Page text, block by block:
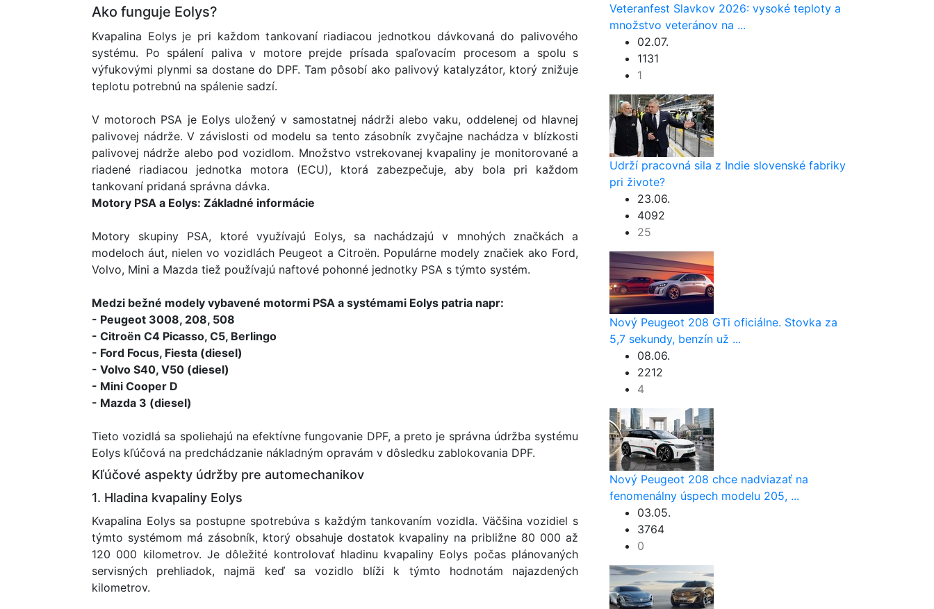
Ako funguje Eolys?
Kvapalina Eolys je pri každom tankovaní riadiacou jednotkou dávkovaná do palivového
systému. Po spálení paliva v motore prejde prísada spaľovacím procesom a spolu s
výfukovými plynmi sa dostane do DPF. Tam pôsobí ako palivový katalyzátor, ktorý znižuje
teplotu potrebnú na spálenie sadzí.
V motoroch PSA je Eolys uložený v samostatnej nádrži alebo vaku, oddelenej od hlavnej
palivovej nádrže. V závislosti od modelu sa tento zásobník zvyčajne nachádza v blízkosti
palivovej nádrže alebo pod vozidlom. Množstvo vstrekovanej kvapaliny je monitorované a
riadené riadiacou jednotka motora (ECU), ktorá zabezpečuje, aby bola pri každom
tankovaní pridaná správna dávka.
Motory PSA a Eolys: Základné informácie
Motory skupiny PSA, ktoré využívajú Eolys, sa nachádzajú v mnohých značkách a
modeloch áut, nielen vo vozidlách Peugeot a Citroën. Populárne modely značiek ako Ford,
Volvo, Mini a Mazda tiež používajú naftové pohonné jednotky PSA s týmto systém.
Medzi bežné modely vybavené motormi PSA a systémami Eolys patria napr:
- Peugeot 3008, 208, 508
- Citroën C4 Picasso, C5, Berlingo
- Ford Focus, Fiesta (diesel)
- Volvo S40, V50 (diesel)
- Mini Cooper D
- Mazda 3 (diesel)
Tieto vozidlá sa spoliehajú na efektívne fungovanie DPF, a preto je správna údržba systému
Eolys kľúčová na predchádzanie nákladným opravám v dôsledku zablokovania DPF.
Kľúčové aspekty údržby pre automechanikov
1. Hladina kvapaliny Eolys
Kvapalina Eolys sa postupne spotrebúva s každým tankovaním vozidla. Väčšina vozidiel s
týmto systémom má zásobník, ktorý obsahuje dostatok kvapaliny na približne 80 000 až
120 000 kilometrov. Je dôležité kontrolovať hladinu kvapaliny Eolys počas plánovaných
servisných prehliadok, najmä keď sa vozidlo blíži k týmto hodnotám najazdených
kilometrov.
Veteranfest Slavkov 2026: vysoké teploty a
množstvo veteránov na ...
02.07.
1131
1
Udrží pracovná sila z Indie slovenské fabriky
pri živote?
23.06.
4092
25
Nový Peugeot 208 GTi oficiálne. Stovka za
5,7 sekundy, benzín už ...
08.06.
2212
4
Nový Peugeot 208 chce nadviazať na
fenomenálny úspech modelu 205, ...
03.05.
3764
0